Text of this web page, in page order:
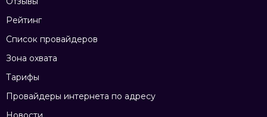
Рейтинг
Список провайдеров
Зона охвата
Тарифы
Провайдеры интернета по адресу